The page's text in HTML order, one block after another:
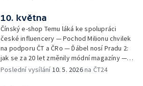
fotografky National Geographic Ami
Vitaleové — Podcast ČRo Slovenská lekce —
Moment, který odstartoval protesty hnutí
Black Lives Matter
v Cannes — Meta smazala miliony
instagramových účtů — Eurovize: velkolepá
show, ale také protesty a přísná
bezpečnostní opatření — MS v hokeji:
zákulisí a přípravy na šampionát — Z Rady ČT
— Nový pořad ČT Na dosah — Ministerstvo
spravedlnosti prověřuje Společnost pro
10. května
Čínský e-shop Temu láká ke spolupráci
české influencery — Pochod Milionu chvilek
na podporu ČT a ČRo — Ďábel nosí Pradu 2:
jak se za 20 let změnily módní magazíny —
Met Gala — Česká sazba DPH na noviny a
Poslední vysílání10. 5. 2026na ČT24